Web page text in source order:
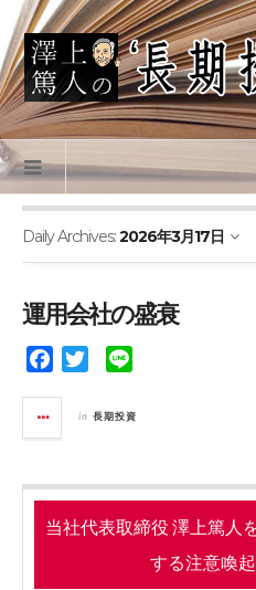
Daily Archives:2026年3月17日
運用会社の盛衰
e
o
o
e
r
n
in 長期投資
当社代表取締役 澤上篤人
する注意喚